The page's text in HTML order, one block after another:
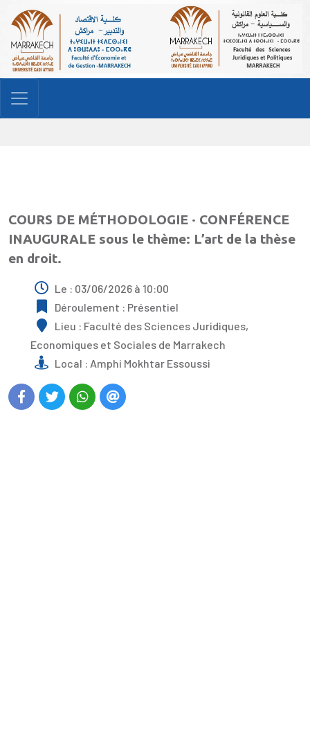
COURS DE MÉTHODOLOGIE · CONFÉRENCE
INAUGURALE sous le thème: L’art de la thèse
en droit.
Le : 03/06/2026 à 10:00
Déroulement : Présentiel
Lieu : Faculté des Sciences Juridiques,
Economiques et Sociales de Marrakech
Local : Amphi Mokhtar Essoussi